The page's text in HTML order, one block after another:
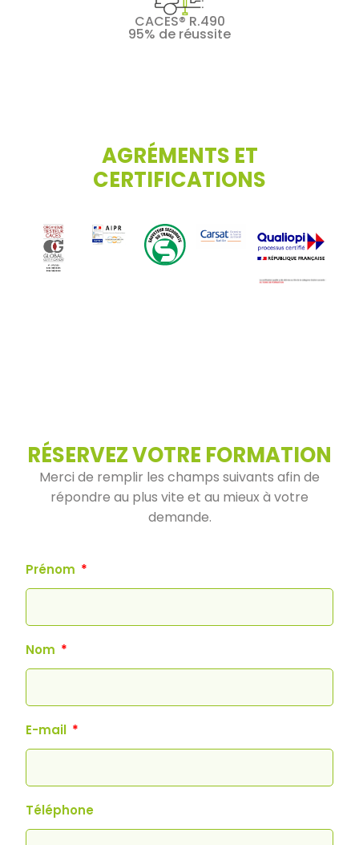
CACES® R.490
95% de réussite
AGRÉMENTS ET
CERTIFICATIONS
RÉSERVEZ VOTRE FORMATION
Merci de remplir les champs suivants afin de
répondre au plus vite et au mieux à votre
demande.
Prénom
Nom
E-mail
Téléphone